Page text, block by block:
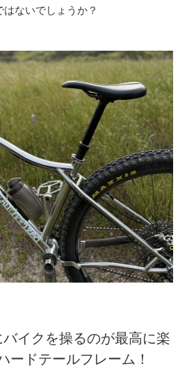
ないでしょうか？
イクを操るのが最高に楽
ードテールフレーム！